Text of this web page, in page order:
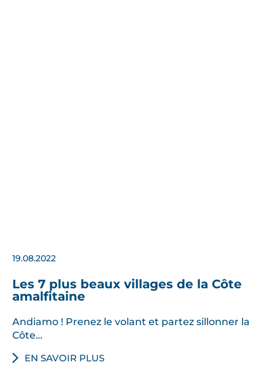
19.08.2022
Les 7 plus beaux villages de la Côte
amalfitaine
Andiamo ! Prenez le volant et partez sillonner la
Côte…
EN SAVOIR PLUS